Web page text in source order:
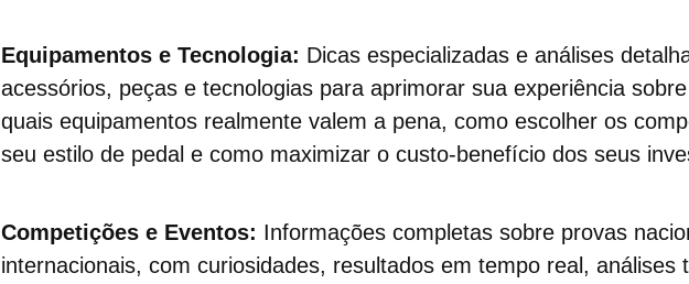
Equipamentos e Tecnologia: Dicas especializadas e análises
acessórios, peças e tecnologias para aprimorar sua experiência
quais equipamentos realmente valem a pena, como escolher os
seu estilo de pedal e como maximizar o custo-benefício dos seus
Competições e Eventos: Informações completas sobre provas
internacionais, com curiosidades, resultados em tempo real, análises